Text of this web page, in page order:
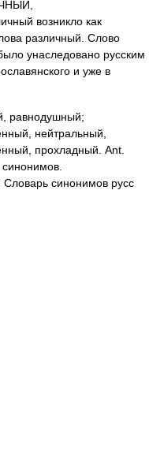
возникло как
различный. Слово
унаследовано русским
и уже в
равнодушный;
нейтральный,
прохладный. Ant.
синонимов русс